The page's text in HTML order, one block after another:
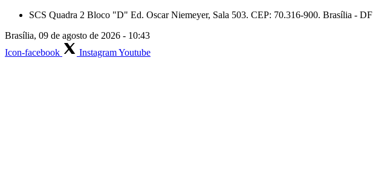
Skip
content
SCS Quadra 2 Bloco "D" Ed. Oscar Niemeyer, Sala 503. CEP: 70.316-900. Brasília - DF
Brasília, 09 de agosto de 2026 - 10:43
Icon-facebook
InstagramYoutube